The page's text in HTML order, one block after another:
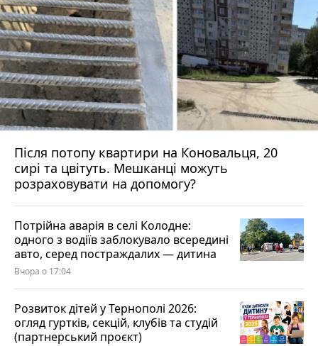
Після потопу квартири на Коновальця, 20
сирі та цвітуть. Мешканці можуть
розраховувати на допомогу?
Потрійна аварія в селі Колодне:
одного з водіїв заблокувало всередині
авто, серед постраждалих — дитина
Вчора о 17:04
Розвиток дітей у Тернополі 2026:
огляд гуртків, секцій, клубів та студій
(партнерський проєкт)